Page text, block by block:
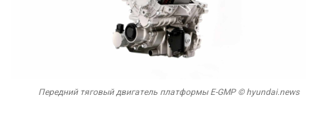
Передний тяговый двигатель платформы E-GMP © hyundai.news